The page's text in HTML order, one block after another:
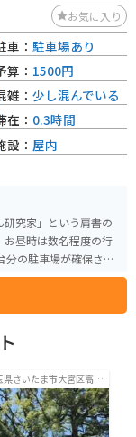
お気に入り
究家」という肩書の
お昼時は数名程度の行
分の駐車場が確保され
いでしょう。 月・
、昼営業は14:30で終
子TV 観光スタンプラ
ーは2024年3月7日ま
車： 駐車場あり
算： 1500円
雑： 少し混んでいる
在： 0.3時間
設： 屋内
県さいたま市大宮区高鼻
丁目１−４０７